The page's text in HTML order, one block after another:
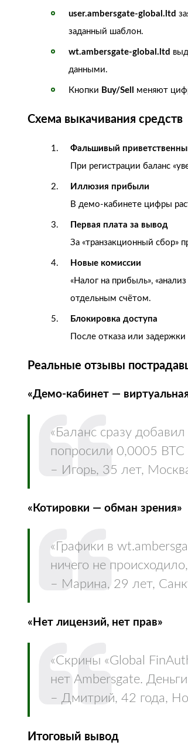
user.ambersgate-global.ltd
заданный шаблон.
wt.ambersgate-global.ltd
данными.
Кнопки Buy/Sell меняют
Схема выкачивания средств
Фальшивый
При регистрации баланс
Иллюзия прибыли
В демо‑кабинете цифры
Первая плата за вывод
За «транзакционный сбор»
Новые комиссии
«Налог на прибыль»,
отдельным счётом.
Блокировка доступа
После отказа или
Реальные отзывы
«Демо‑кабинет —
«Баланс сразу
попросили 0,0005
– Игорь, 35 лет,
«Котировки — обман зрения»
«Графики в
ничего не
– Марина, 29 лет,
«Нет лицензий, нет прав»
«Скрины «Global
нет Ambersgate.
– Дмитрий, 42 года,
Итоговый вывод